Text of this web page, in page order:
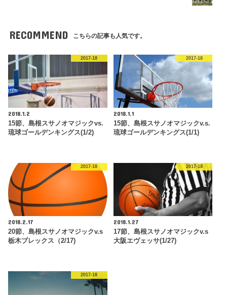
RECOMMEND こちらの記事も人気です。
2017-18
2018.1.2
15節、島根スサノオマジックvs.
琉球ゴールデンキングス(1/2)
2017-18
2018.1.1
15節、島根スサノオマジックv.s.
琉球ゴールデンキングス(1/1)
2017-18
2018.2.17
20節、島根スサノオマジックv.s
栃木ブレックス（2/17)
2017-18
2018.1.27
17節、島根スサノオマジックv.s
大阪エヴェッサ(1/27)
2017-18